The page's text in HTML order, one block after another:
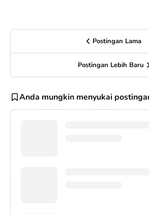
Postingan Lama
Postingan Lebih Baru
Anda mungkin menyukai